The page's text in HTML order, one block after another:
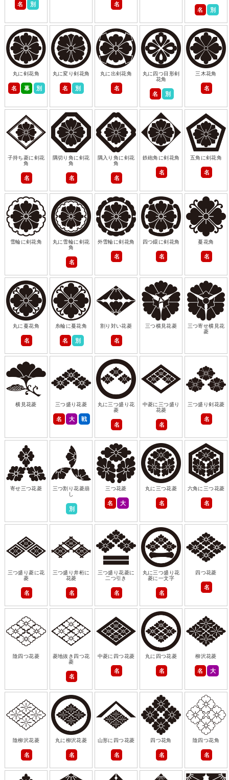
名 別 名
名 別
丸に剣花角
名 幕 別
丸に変り剣花角
名 別
丸に出剣花角
名
丸に四つ目形剣
花角
名 別
三木花角
名
子持ち菱に剣花
角
名
隅切り角に剣花
角
名
隅入り角に剣花
角
名
鉄砲角に剣花角
名
五角に剣花角
名
雪輪に剣花角
丸に雪輪に剣花
角
名
外雪輪に剣花角
名
四つ鐶に剣花角
名
蔓花角
名
丸に蔓花角
名
糸輪に蔓花角
名 別
割り対い花菱
名
三つ横見花菱
三つ寄せ横見花
菱
横見花菱 三つ盛り花菱
名 大 戦
丸に三つ盛り花
菱
名
中菱に三つ盛り
花菱
名
三つ盛り剣花菱
名
寄せ三つ花菱
三つ割り花菱崩
し
別
三つ花菱
名 大
丸に三つ花菱
名
六角に三つ花菱
名
三つ盛り菱に花
菱
名
三つ盛り井桁に
花菱
名
三つ盛り花菱に
二つ引き
名
丸に三つ盛り花
菱に一文字
名
四つ花菱
名
陰四つ花菱
菱地抜き四つ花
菱
名
中菱に四つ花菱
名
丸に四つ花菱
名
柳沢花菱
名 大
陰柳沢花菱
名
丸に柳沢花菱
名
山形に四つ花菱
名
四つ花角
名
陰四つ花角
名